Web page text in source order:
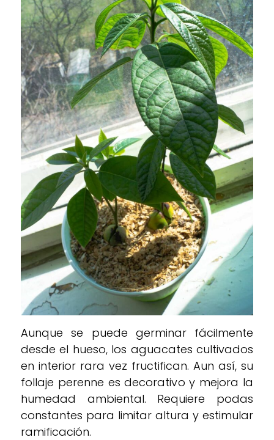
Aunque se puede germinar fácilmente
desde el hueso, los aguacates cultivados
en interior rara vez fructifican. Aun así, su
follaje perenne es decorativo y mejora la
humedad ambiental. Requiere podas
constantes para limitar altura y estimular
ramificación.